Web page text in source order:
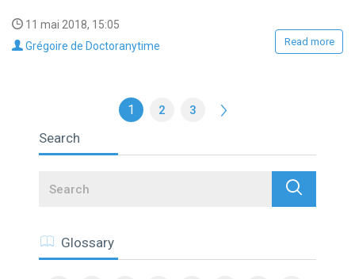
11 mai 2018, 15:05
Grégoire de Doctoranytime
Read more
1 2 3
Search
Search
Glossary